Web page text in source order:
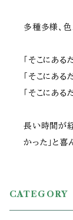
多種多様、
「そこにある
「そこにある
「そこにある
長い時間が
かった」と喜
CATEGORY